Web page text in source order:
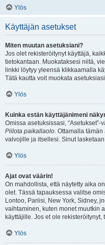
Ylös
Käyttäjän asetukset
Miten muutan asetuksiani?
Jos olet rekisteröitynyt käyttäjä,
tietokantaan. Muokataksesi niitä,
linkki löytyy yleensä klikkaamalla
Tätä kautta voit muokata
Ylös
Kuinka estän käyttäjänimeni
Omissa asetuksissasi,
Piilota paikallaolo. Ottamalla
valvojille ja itsellesi. Sinut
Ylös
Ajat ovat väärin!
On mahdollista, että näytetty aika
olet. Tässä tapauksessa valitse
Lontoo, Pariisi, New York, Sidney,
vaihtaminen, kuten monet muutkin
käyttäjille. Jos et ole
Ylös